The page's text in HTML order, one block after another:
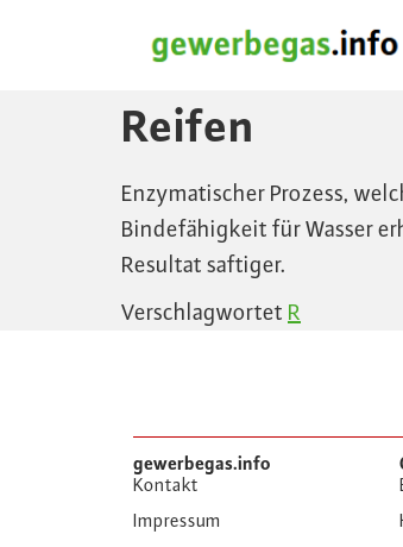
Reifen
Enzymatischer Prozess,
Bindefähigkeit für Wasser
Resultat saftiger.
Verschlagwortet R
gewerbegas.info
Kontakt
Impressum